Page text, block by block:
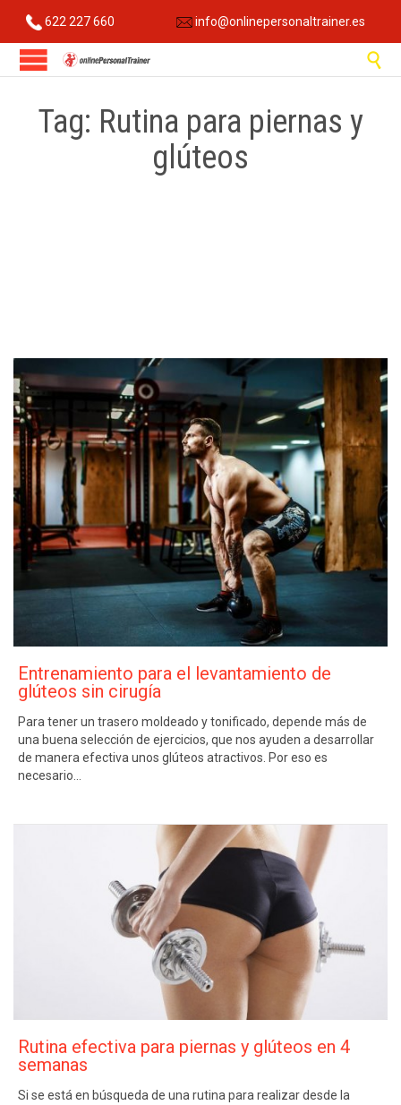
622 227 660 info@onlinepersonaltrainer.es

Tag: Rutina para piernas y
glúteos
Entrenamiento para el levantamiento de
glúteos sin cirugía
Para tener un trasero moldeado y tonificado, depende más de
una buena selección de ejercicios, que nos ayuden a desarrollar
de manera efectiva unos glúteos atractivos. Por eso es
necesario…
Rutina efectiva para piernas y glúteos en 4
semanas
Si se está en búsqueda de una rutina para realizar desde la